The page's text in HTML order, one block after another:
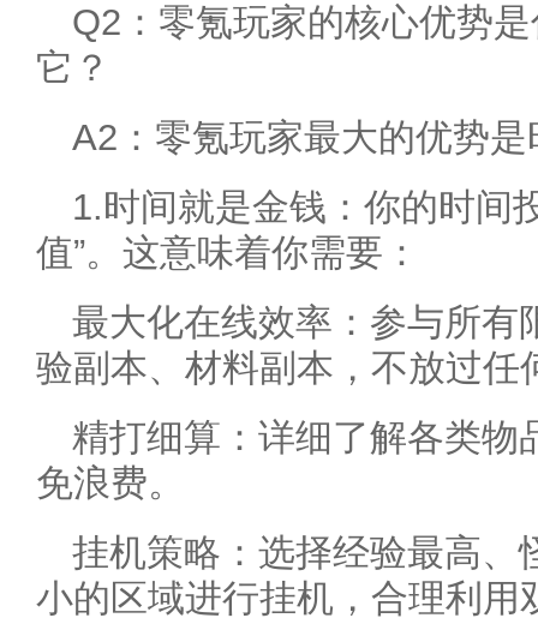
Q2：零氪玩家的核心优势
它？
A2：零氪玩家最大的优势
1.时间就是金钱：你的时间
值”。这意味着你需要：
最大化在线效率：参与所有
验副本、材料副本，不放过任
精打细算：详细了解各类物
免浪费。
挂机策略：选择经验最高、
小的区域进行挂机，合理利用